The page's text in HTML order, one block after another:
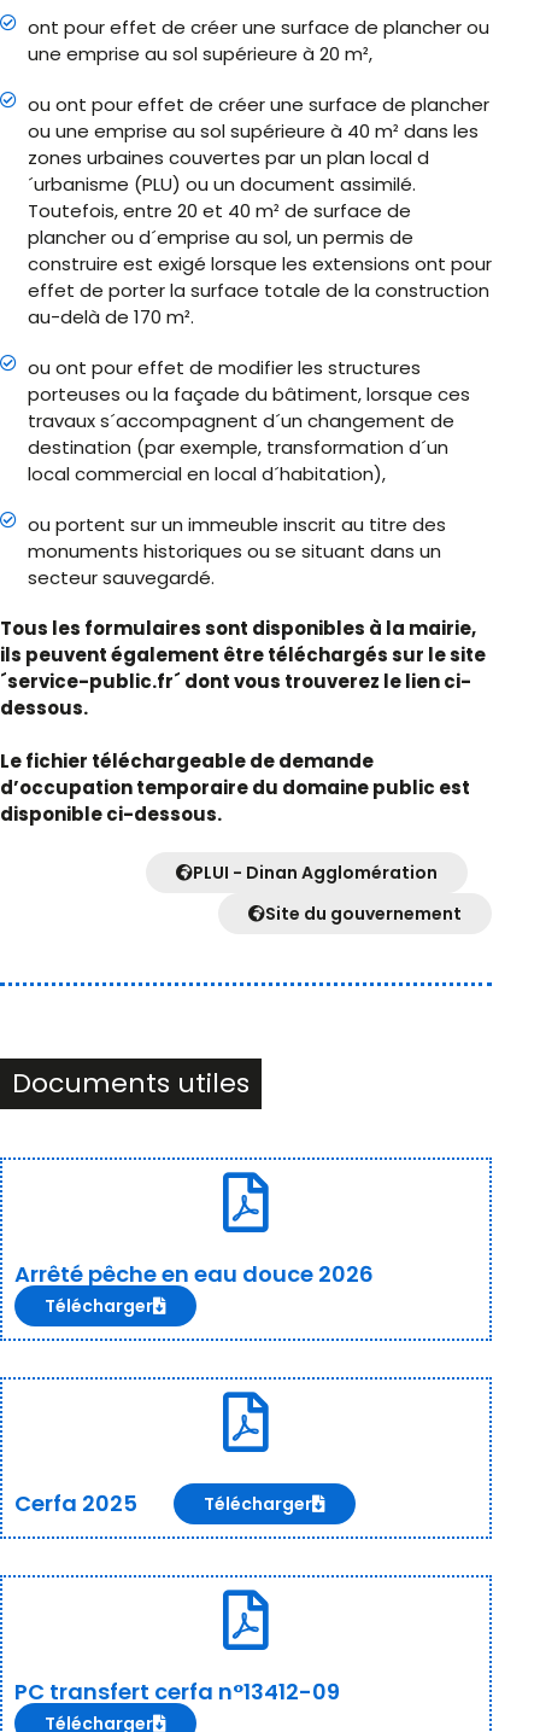
ont pour effet de créer une surface de plancher ou
une emprise au sol supérieure à 20 m²,
ou ont pour effet de créer une surface de plancher
ou une emprise au sol supérieure à 40 m² dans les
zones urbaines couvertes par un plan local d
´urbanisme (PLU) ou un document assimilé.
Toutefois, entre 20 et 40 m² de surface de
plancher ou d´emprise au sol, un permis de
construire est exigé lorsque les extensions ont pour
effet de porter la surface totale de la construction
au-delà de 170 m².
ou ont pour effet de modifier les structures
porteuses ou la façade du bâtiment, lorsque ces
travaux s´accompagnent d´un changement de
destination (par exemple, transformation d´un
local commercial en local d´habitation),
ou portent sur un immeuble inscrit au titre des
monuments historiques ou se situant dans un
secteur sauvegardé.
Tous les formulaires sont disponibles à la mairie,
ils peuvent également être téléchargés sur le site
´service-public.fr´ dont vous trouverez le lien ci-
dessous.
Le fichier téléchargeable de demande
d’occupation temporaire du domaine public est
disponible ci-dessous.
PLUI - Dinan Agglomération
Site du gouvernement
Documents utiles
Arrêté pêche en eau douce 2026
Télécharger
Cerfa 2025 Télécharger
PC transfert cerfa n°13412-09
Télécharger